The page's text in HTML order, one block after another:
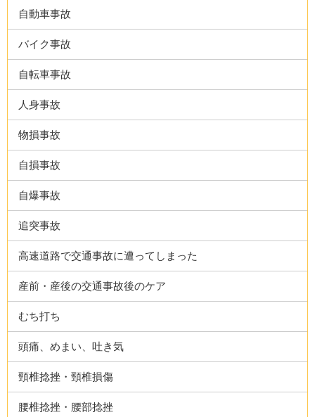
自動車事故
バイク事故
自転車事故
人身事故
物損事故
自損事故
自爆事故
追突事故
高速道路で交通事故に遭ってしまった
産前・産後の交通事故後のケア
むち打ち
頭痛、めまい、吐き気
頸椎捻挫・頸椎損傷
腰椎捻挫・腰部捻挫